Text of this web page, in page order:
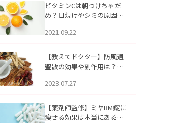
ビタミンCは朝つけちゃだ
め？日焼けやシミの原因に
2021.09.22
【教えてドクター】防風通
聖散の効果や副作用は？長
2023.07.27
【薬剤師監修】ミヤBM錠に
痩せる効果は本当にある